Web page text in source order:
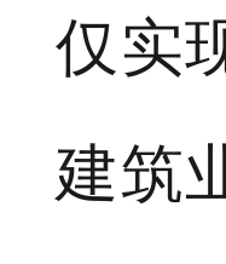
仅实
建筑